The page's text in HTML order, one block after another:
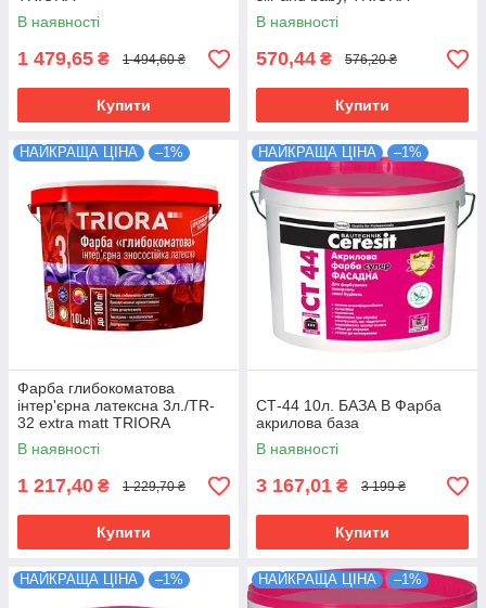
В наявності
1 479,65 ₴ 1 494,60 ₴
Купити
В наявності
570,44 ₴ 576,20 ₴
Купити
НАЙКРАЩА ЦІНА –1%
Фарба глибокоматова
інтер'єрна латексна 3л./TR-
32 extra matt TRIORA
В наявності
1 217,40 ₴ 1 229,70 ₴
Купити
НАЙКРАЩА ЦІНА –1%
СТ-44 10л. БАЗА В Фарба
акрилова база
В наявності
3 167,01 ₴ 3 199 ₴
Купити
НАЙКРАЩА ЦІНА –1% НАЙКРАЩА ЦІНА –1%